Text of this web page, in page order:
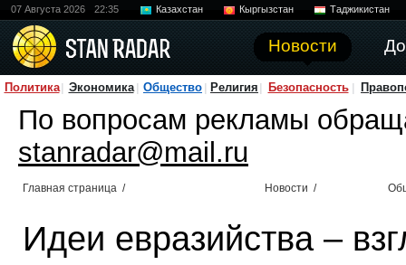
07 Августа 2026 22:35 Казахстан Кыргызстан Таджикистан
Новости
Политика Экономика Общество Религия Безопасность
По вопросам рекламы
stanradar@mail.ru
Главная страница / Новости /
Идеи евразийства –